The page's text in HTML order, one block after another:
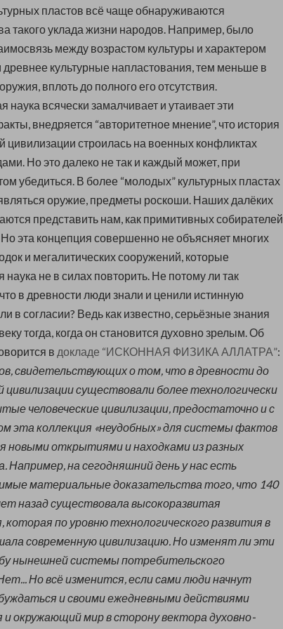
пластов всё чаще обнаруживаются
такого уклада жизни народов. Например, было
между возрастом культуры и характером
древнее культурные напластования, тем меньше в
вплоть до полного его отсутствия.
всячески замалчивает и утаивает эти
внедряется “авторитетное мнение”, что история
цивилизации строилась на военных конфликтах
Но это далеко не так и каждый может, при
убедиться. В более “молодых” культурных пластах
оружие, предметы роскоши. Наших далёких
представить нам, как примитивных собирателей
Но эта концепция совершенно не объясняет многих
и мегалитических сооружений, которые
не в силах повторить. Не потому ли так
в древности люди знали и ценили истинную
в согласии? Ведь как известно, серьёзные знания
тогда, когда он становится духовно зрелым. Об
в докладе “ИСКОННАЯ ФИЗИКА АЛЛАТРА”:
свидетельствующих о том, что в древности до
цивилизации существовали более технологически
человеческие цивилизации, предостаточно и с
эта коллекция «неудобных» для системы фактов
новыми открытиями и находками из разных
Например, на сегодняшний день у нас есть
материальные доказательства того, что 140
назад существовала высокоразвитая
которая по уровню технологического развития в
современную цивилизацию. Но изменят ли эти
нынешней системы потребительского
Но всё изменится, если сами люди начнут
и своими ежедневными действиями
и окружающий мир в сторону вектора духовно-